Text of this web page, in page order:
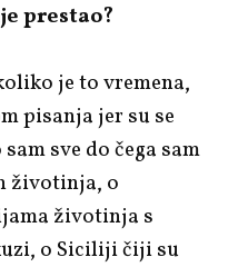
prestao?
je to vremena,
pisanja jer su se
sve do čega sam
životinja, o
životinja s
o Siciliji čiji su